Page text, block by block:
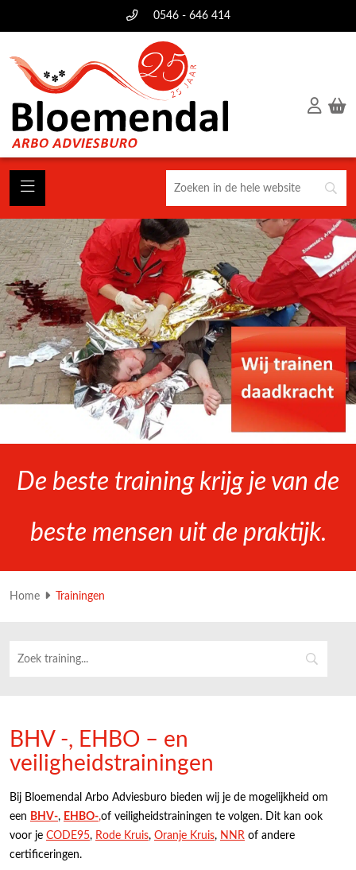
0546 - 646 414
De beste training krijg je van de
beste mensen uit de praktijk.
Home Trainingen
BHV -, EHBO – en
veiligheidstrainingen
Bij Bloemendal Arbo Adviesburo bieden wij je de mogelijkheid om
een BHV-, EHBO-,of veiligheidstrainingen te volgen. Dit kan ook
voor je CODE95, Rode Kruis, Oranje Kruis, NNR of andere
certificeringen.